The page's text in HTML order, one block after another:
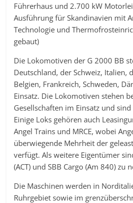
Führerhaus und 2.700 kW
Ausführung für Skandinavien mit
Technologie und
gebaut)
Die Lokomotiven der G 2000 BB
Deutschland, der Schweiz, Italien,
Belgien, Frankreich, Schweden,
Einsatz. Die Lokomotiven stehen
Gesellschaften im Einsatz und
Einige Loks gehören auch
Angel Trains und MRCE, wobei
überwiegende Mehrheit der
verfügt. Als weitere Eigentümer
(ACT) und SBB Cargo (Am 840) zu
Die Maschinen werden in
Ruhrgebiet sowie im